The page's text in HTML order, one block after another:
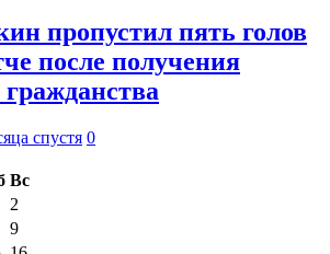
пропустил пять голов
после получения
спустя 0
Вс
2
9